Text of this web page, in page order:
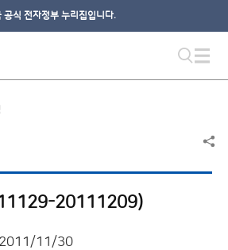
공식 전자정부 누리집입니다.
20111209)
2011/11/30